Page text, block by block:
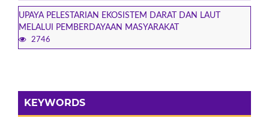
UPAYA PELESTARIAN EKOSISTEM DARAT DAN LAUT
MELALUI PEMBERDAYAAN MASYARAKAT
2746
KEYWORDS